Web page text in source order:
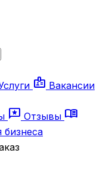
badge Вакансии
reviews Отзывы menu_book
бизнеса